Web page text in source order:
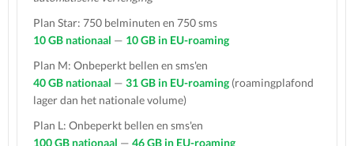
Plan Star: 750 belminuten en 750 sms
10 GB nationaal — 10 GB in EU-roaming
Plan M: Onbeperkt bellen en sms'en
40 GB nationaal — 31 GB in EU-roaming (roamingplafond
lager dan het nationale volume)
Plan L: Onbeperkt bellen en sms'en
100 GB nationaal — 46 GB in EU-roaming